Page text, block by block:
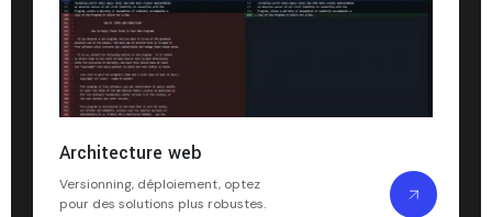
Architecture web
Versionning, déploiement, optez
pour des solutions plus robustes.